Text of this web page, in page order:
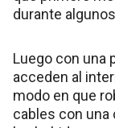
durante
Luego con una
acceden al
modo en que
cables con una